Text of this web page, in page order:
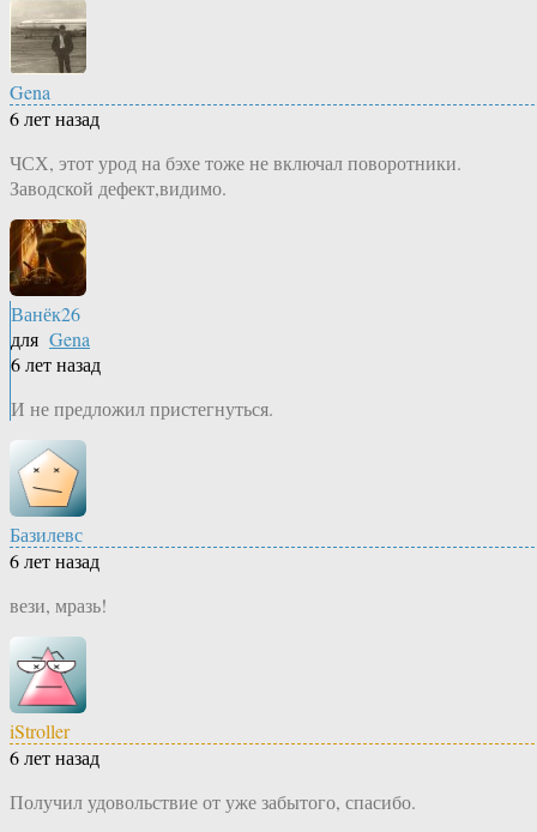
Gena
6 лет назад
ЧСХ, этот урод на бэхе тоже не включал поворотники.
Заводской дефект,видимо.
Ванёк26
для Gena
6 лет назад
И не предложил пристегнуться.
Базилевс
6 лет назад
вези, мразь!
iStroller
6 лет назад
Получил удовольствие от уже забытого, спасибо.